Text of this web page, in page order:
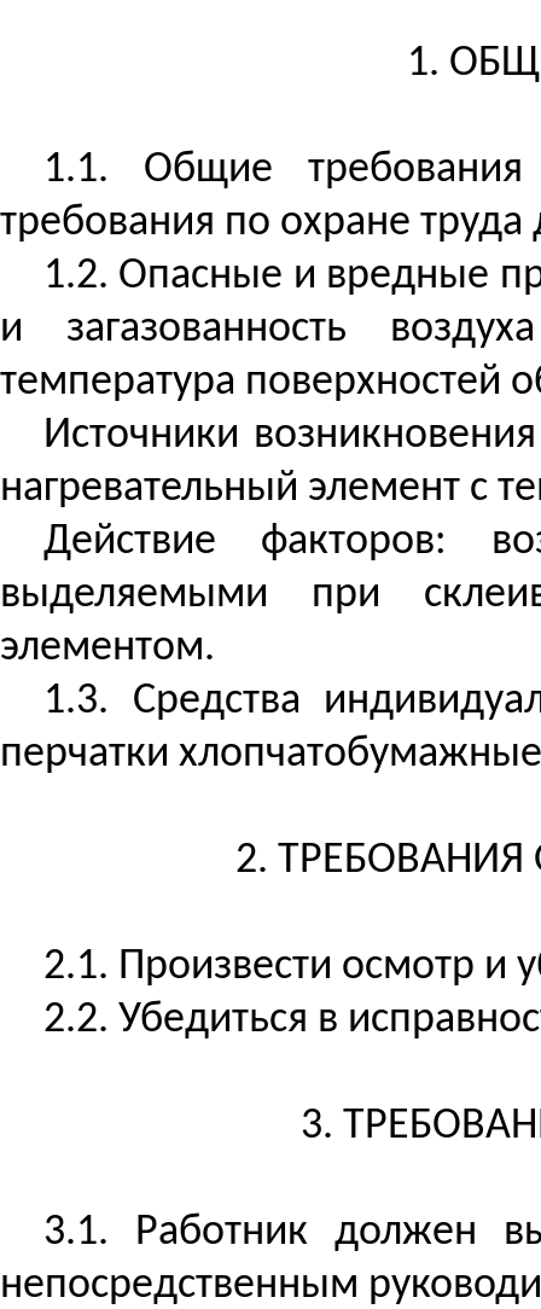
1.
1.1. Общие
требования по охране
1.2. Опасные и вредные
и загазованность
температура поверхностей
Источники
нагревательный элемент с
Действие факторов:
выделяемыми при
элементом.
1.3. Средства
перчатки
2.
2.1. Произвести осмотр и
2.2. Убедиться в
3.
3.1. Работник должен
непосредственным